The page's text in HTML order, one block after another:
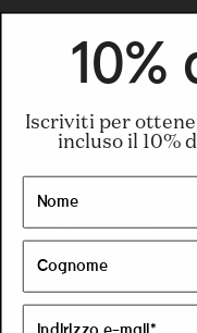
Imparare
Chi siamo
La guida
completa
10%
Iscriviti per
incluso il 10%